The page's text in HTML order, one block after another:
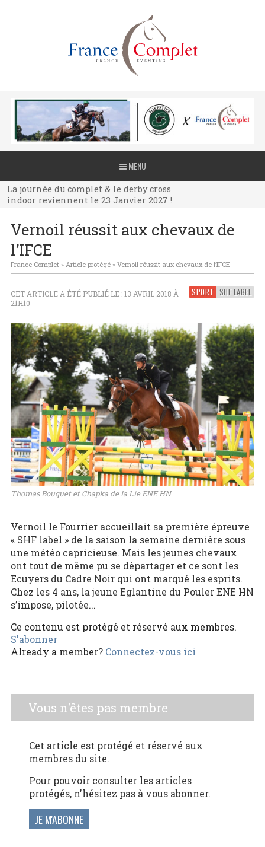
MENU
La journée du complet & le derby cross
indoor reviennent le 23 Janvier 2027 !
La journée du complet & le derby cross
indoor reviennent le 23 Janvier 2027 !
indoor reviennent le 23 Janvier 2027 !
Vernoil réussit aux chevaux de
l’IFCE
France Complet» Article protégé» Vernoil réussit aux chevaux de l’IFCE
SPORT SHF LABEL
CET ARTICLE A ÉTÉ PUBLIÉ LE : 13 AVRIL 2018 À
21H10
Thomas Bouquet et Chapka de la Lie ENE HN
Vernoil le Fourrier accueillait sa première épreuve
« SHF label » de la saison la semaine dernière sous
une météo capricieuse. Mais les jeunes chevaux
ont tout de même pu se départager et ce sont les
Ecuyers du Cadre Noir qui ont marqué les esprits.
Chez les 4 ans, la jeune Eglantine du Pouler ENE HN
s’impose, pilotée...
Ce contenu est protégé et réservé aux membres.
S'abonner
Already a member? Connectez-vous ici
Vous n'êtes pas membre
Cet article est protégé et réservé aux
membres du site.
Pour pouvoir consulter les articles
protégés, n'hésitez pas à vous abonner.
JE M'ABONNE